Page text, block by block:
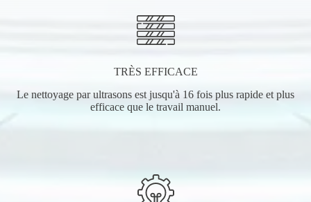
TRÈS EFFICACE
Le nettoyage par ultrasons est jusqu'à 16 fois plus rapide et plus
efficace que le travail manuel.